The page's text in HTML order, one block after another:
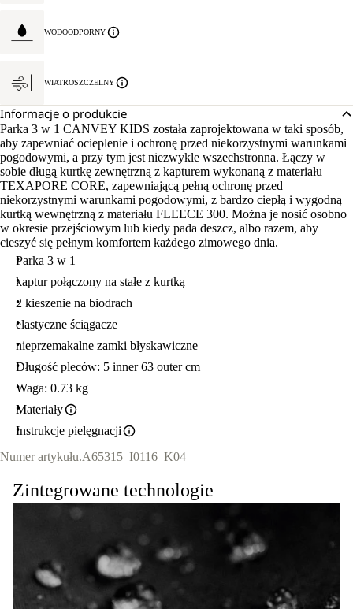
WODOODPORNY
WIATROSZCZELNY
Informacje o produkcie
Parka 3 w 1 CANVEY KIDS została zaprojektowana w taki sposób,
aby zapewniać ocieplenie i ochronę przed niekorzystnymi warunkami
pogodowymi, a przy tym jest niezwykle wszechstronna. Łączy w
sobie długą kurtkę zewnętrzną z kapturem wykonaną z materiału
TEXAPORE CORE, zapewniającą pełną ochronę przed
niekorzystnymi warunkami pogodowymi, z bardzo ciepłą i wygodną
kurtką wewnętrzną z materiału FLEECE 300. Można je nosić osobno
w okresie przejściowym lub kiedy pada deszcz, albo razem, aby
cieszyć się pełnym komfortem każdego zimowego dnia.
Parka 3 w 1
kaptur połączony na stałe z kurtką
2 kieszenie na biodrach
elastyczne ściągacze
nieprzemakalne zamki błyskawiczne
Długość pleców: 5 inner 63 outer cm
Waga: 0.73 kg
Materiały
Instrukcje pielęgnacji
Numer artykułu.A65315_I0116_K04
Zintegrowane technologie